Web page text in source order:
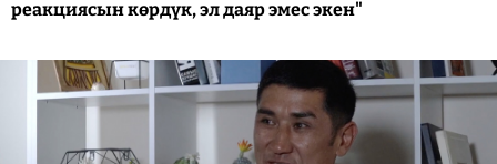
реакциясын көрдүк, эл даяр эмес экен"